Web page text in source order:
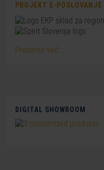
PROJEKT E-POSLOVANJE
Preberite več ...
DIGITAL SHOWROOM